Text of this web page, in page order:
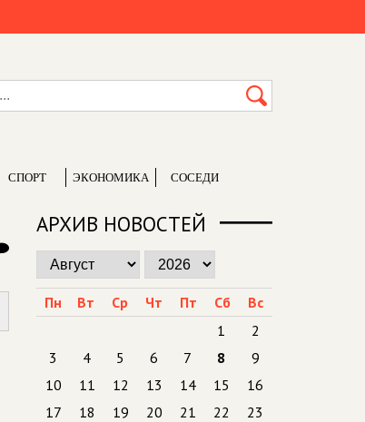
СПОРТ ЭКОНОМИКА СОСЕДИ
АРХИВ НОВОСТЕЙ
Пн Вт Ср Чт Пт Сб
Вс
1
2
3
4 5 6 7 8
9
10
11 12 13 14 15
16
17
18 19 20 21 22
23